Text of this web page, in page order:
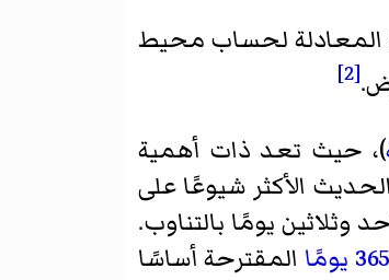
المعادلة لحساب محيط
[2]
)، حيث تعد ذات أهمية
الأكثر شيوعًا على
وثلاثين يومًا بالتناوب.
المقترحة أساسًا